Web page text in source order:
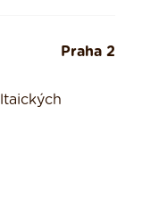
Praha 2